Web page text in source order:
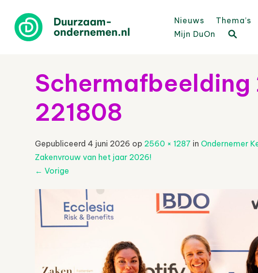
Nieuws Thema’s
Mijn DuOn
221808
Gepubliceerd 4 juni 2026 op 2560 × 1287 in Ondernemer
Zakenvrouw van het jaar 2026!
← Vorige